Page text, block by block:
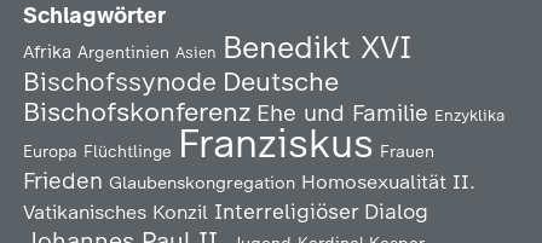
Schlagwörter
Afrika Argentinien Asien Benedikt XVI
Bischofssynode Deutsche
Bischofskonferenz Ehe und Familie Enzyklika
Europa Flüchtlinge Franziskus Frauen
Frieden Glaubenskongregation Homosexualität II.
Vatikanisches Konzil Interreligiöser Dialog